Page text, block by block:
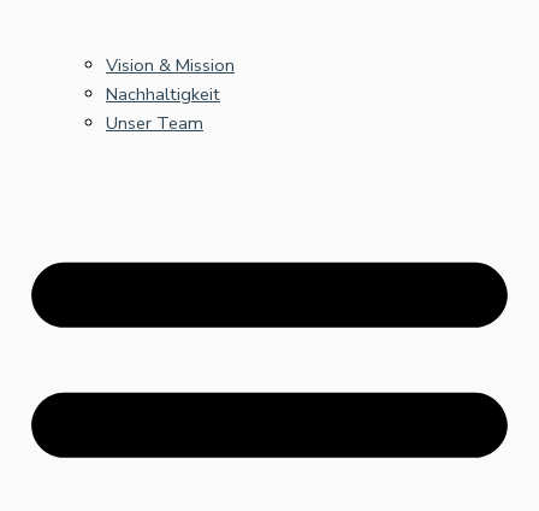
Vision & Mission
Nachhaltigkeit
Unser Team